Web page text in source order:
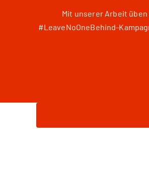
Mit unserer Arbeit
#LeaveNoOneBehind-